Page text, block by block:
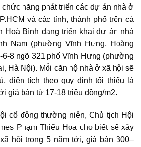
năng phát triển các dự án nhà ở
và các tỉnh, thành phố trên cả
Hoà Bình đang triển khai dự án nhà
Nam (phường Vĩnh Hưng, Hoàng
6-8 ngõ 321 phố Vĩnh Hưng (phường
Hà Nội). Mỗi căn hộ nhà ở xã hội sẽ
diện tích theo quy định tối thiểu là
giá bán từ 17-18 triệu đồng/m2.
cổ đông thường niên, Chủ tịch Hội
Phạm Thiếu Hoa cho biết sẽ xây
hội trong 5 năm tới, giá bán 300–